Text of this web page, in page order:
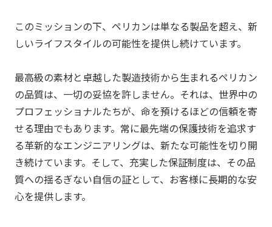
このミッションの下、 ペリカンは単なる製品を超え、新
しいライフスタイルの可能性を提供し続けています。
最高級の素材と卓越した製造技術から生まれるペリカン
の品質は、一切の妥協を許しません。それは、世界中の
プロフェッショナルたちが、命を預けるほどの信頼を寄
せる理由でもあります。常に最先端の保護技術を追求す
る革新的なエンジニアリングは、新たな可能性を切り開
き続けています。そして、充実した保証制度は、その品
質への揺るぎない自信の証として、お客様に長期的な安
心を提供します。